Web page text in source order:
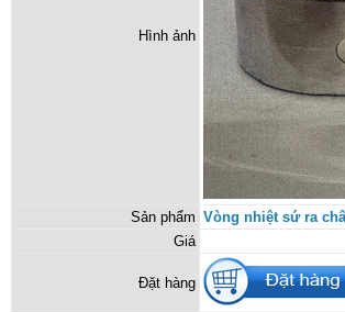
Hình ảnh
Sản phẩm Vòng nhiệt sứ ra
Giá
Đặt hàng